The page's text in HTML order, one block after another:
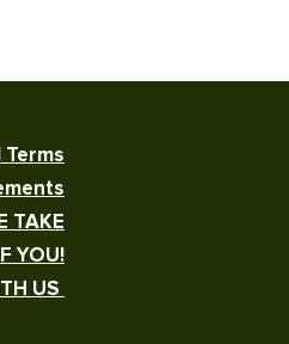
Terms
TAKE
YOU!
US